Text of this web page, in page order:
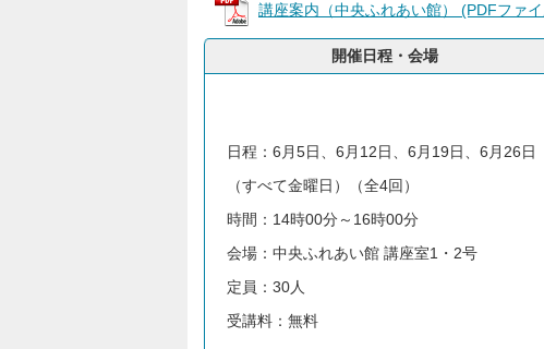
講座案内（中央ふれあい館） (PDFファ
開催日程・会場
日程：6月5日、6月12日、6月19日、6月26日
（すべて金曜日）（全4回）
時間：14時00分～16時00分
会場：中央ふれあい館 講座室1・2号
定員：30人
受講料：無料